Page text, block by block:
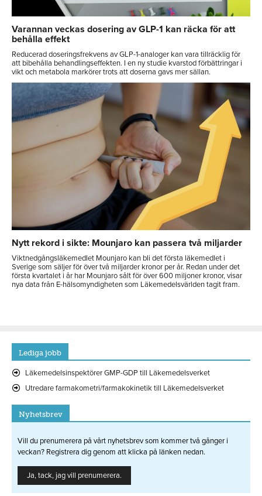
Varannan veckas dosering av GLP-1 kan räcka för att
behålla effekt
Reducerad doseringsfrekvens av GLP-1-analoger kan vara tillräcklig för
att bibehålla behandlingseffekten. I en ny studie kvarstod förbättringar i
vikt och metabola markörer trots att doserna gavs mer sällan.
Nytt rekord i sikte: Mounjaro kan passera två miljarder
Viktnedgångsläkemedlet Mounjaro kan bli det första läkemedlet i
Sverige som säljer för över två miljarder kronor per år. Redan under det
första kvartalet i år har Mounjaro sålt för över 600 miljoner kronor, visar
nya data från E-hälsomyndigheten som Läkemedelsvärlden tagit fram.
Lediga jobb
Läkemedelsinspektörer GMP-GDP till Läkemedelsverket
Utredare farmakometri/farmakokinetik till Läkemedelsverket
Nyhetsbrev
Vill du prenumerera på vårt nyhetsbrev som kommer två gånger i
veckan? Registrera dig genom att klicka på länken nedan.
Ja, tack, jag vill prenumerera.